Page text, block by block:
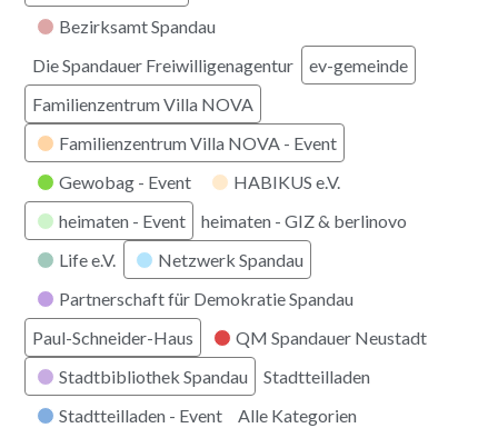
Bezirksamt Spandau
Die Spandauer Freiwilligenagentur
ev-gemeinde
Familienzentrum Villa NOVA
Familienzentrum Villa NOVA - Event
Gewobag - Event
HABIKUS e.V.
heimaten - Event
heimaten - GIZ & berlinovo
Life e.V.
Netzwerk Spandau
Partnerschaft für Demokratie Spandau
Paul-Schneider-Haus
QM Spandauer Neustadt
Stadtbibliothek Spandau
Stadtteilladen
Stadtteilladen - Event
Alle Kategorien